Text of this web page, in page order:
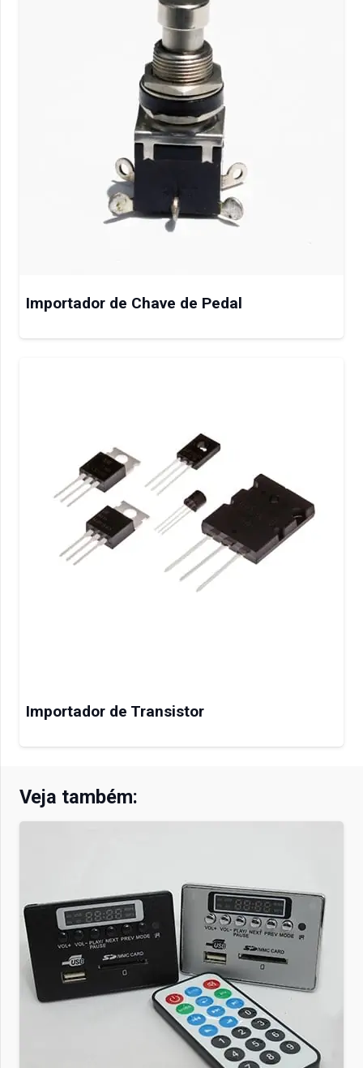
Importador de Chave de Pedal
Importador de Transistor
Veja também: